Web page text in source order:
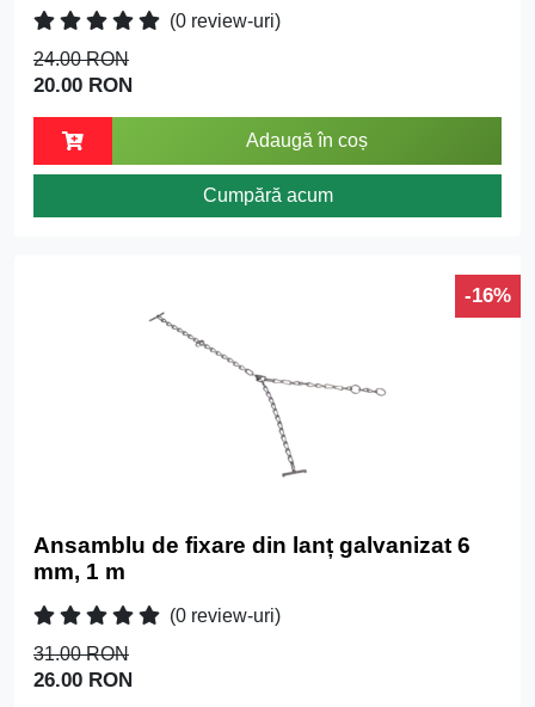
(0 review-uri)
24.00 RON
20.00 RON
Adaugă în coș
Cumpără acum
-16%
Ansamblu de fixare din lanț galvanizat 6
mm, 1 m
(0 review-uri)
31.00 RON
26.00 RON